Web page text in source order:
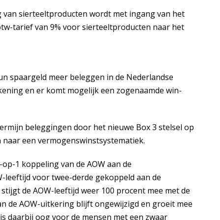
sierteeltproducten wordt met ingang van het
tarief van 9% voor sierteeltproducten naar het
spaargeld meer beleggen in de Nederlandse
en er komt mogelijk een zogenaamde win-
beleggingen door het nieuwe Box 3 stelsel op
een vermogenswinstsystematiek.
1 koppeling van de AOW aan de
leeftijd voor twee-derde gekoppeld aan de
de AOW-leeftijd weer 100 procent mee met de
de AOW-uitkering blijft ongewijzigd en groeit mee
daarbij oog voor de mensen met een zwaar